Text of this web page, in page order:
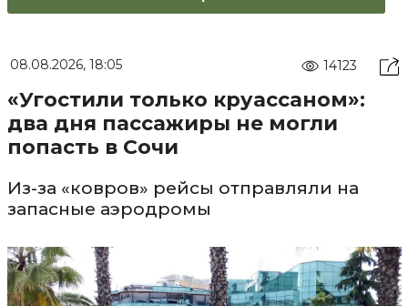
08.08.2026, 18:05 14123
«Угостили только круассаном»:
два дня пассажиры не могли
попасть в Сочи
Из-за «ковров» рейсы отправляли на
запасные аэродромы